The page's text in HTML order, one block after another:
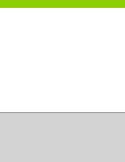
Direkt zum Inhalt